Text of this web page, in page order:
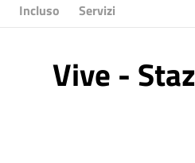
Incluso Servizi
Vive -